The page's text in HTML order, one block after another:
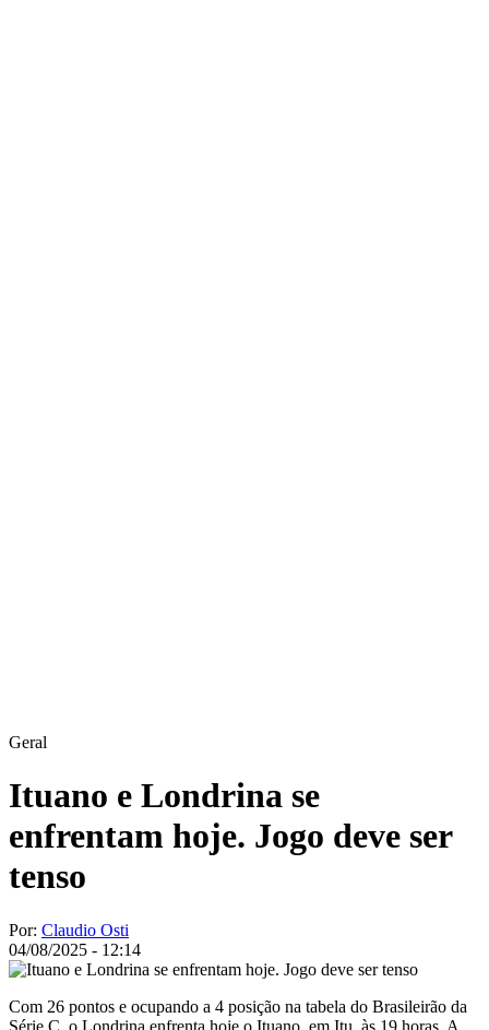
Geral
Ituano e Londrina se
enfrentam hoje. Jogo deve ser
tenso
Por: Claudio Osti
04/08/2025 - 12:14
Com 26 pontos e ocupando a 4 posição na tabela do Brasileirão da
Série C, o Londrina enfrenta hoje o Ituano, em Itu, às 19 horas. A